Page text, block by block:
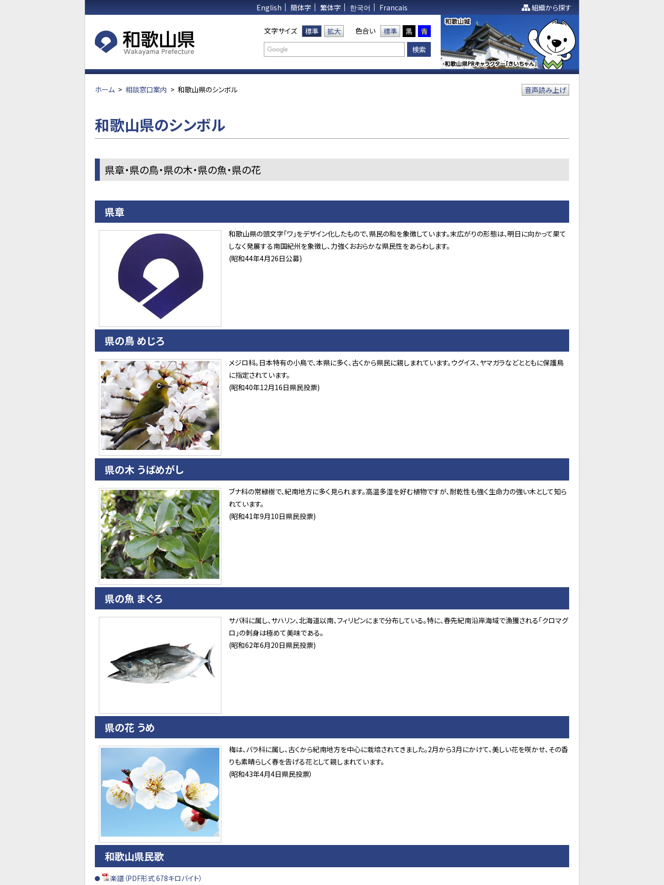
English 簡体字 繁体字 한국어 Francais 組織から探す
文字サイズ 標準 拡大 色合い 標準 黒 青
ホーム > 相談窓口案内 > 和歌山県のシンボル 音声読み上げ
和歌山県のシンボル
県章・県の鳥・県の木・県の魚・県の花
県章
和歌山県の頭文字「ワ」をデザイン化したもので、県民の和を象徴しています。末広がりの形態は、明日に向かって果て
しなく発展する南国紀州を象徴し、力強くおおらかな県民性をあらわします。
(昭和44年4月26日公募)
県の鳥 めじろ
メジロ科。日本特有の小鳥で、本県に多く、古くから県民に親しまれています。ウグイス、ヤマガラなどとともに保護鳥
に指定されています。
(昭和40年12月16日県民投票)
県の木 うばめがし
ブナ科の常緑樹で、紀南地方に多く見られます。高温多湿を好む植物ですが、耐乾性も強く生命力の強い木として知ら
れています。
(昭和41年9月10日県民投票)
県の魚 まぐろ
サバ科に属し、サハリン、北海道以南、フィリピンにまで分布している。特に、春先紀南沿岸海域で漁獲される「クロマグ
ロ」の刺身は極めて美味である。
(昭和62年6月20日県民投票)
県の花 うめ
梅は、バラ科に属し、古くから紀南地方を中心に栽培されてきました。2月から3月にかけて、美しい花を咲かせ、その香
りも素晴らしく春を告げる花として親しまれています。
(昭和43年4月4日県民投票）
和歌山県民歌
楽譜（PDF形式 678キロバイト）